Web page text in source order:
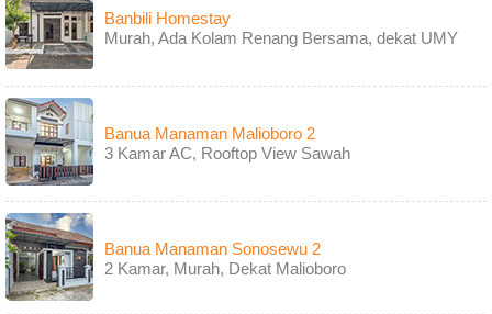
Banbili Homestay
Murah, Ada Kolam Renang Bersama, dekat UMY
Banua Manaman Malioboro 2
3 Kamar AC, Rooftop View Sawah
Banua Manaman Sonosewu 2
2 Kamar, Murah, Dekat Malioboro